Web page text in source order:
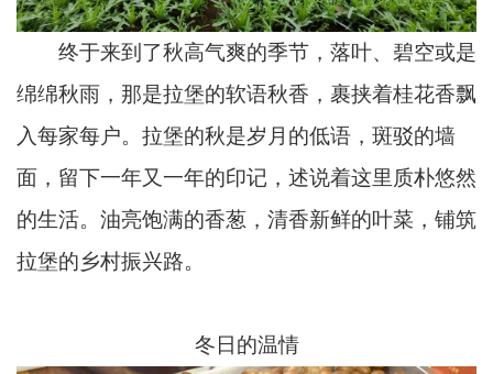
终于来到了秋高气爽的季节，落叶、碧空或是
绵绵秋雨，那是拉堡的软语秋香，裹挟着桂花香飘
入每家每户。拉堡的秋是岁月的低语，斑驳的墙
面，留下一年又一年的印记，述说着这里质朴悠然
的生活。油亮饱满的香葱，清香新鲜的叶菜，铺筑
拉堡的乡村振兴路。
冬日的温情